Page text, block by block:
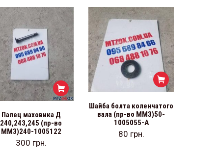
Палец маховика Д
240,243,245 (пр-во
ММЗ)240-1005122
300 грн.
Шайба болта коленчатого
вала (пр-во ММЗ)50-
1005055-А
80 грн.